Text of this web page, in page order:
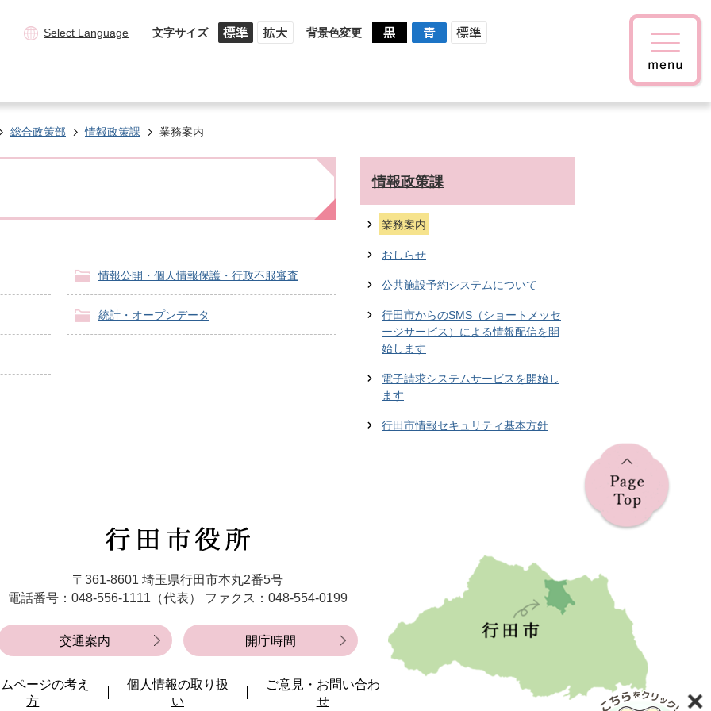
Select Language 文字サイズ 背景色変更
総合政策部 情報政策課 業務案内
情報公開・個人情報保護・行政不服審査
統計・オープンデータ
情報政策課
業務案内
おしらせ
公共施設予約システムについて
行田市からのSMS（ショートメッセ
ージサービス）による情報配信を開
始します
電子請求システムサービスを開始し
ます
行田市情報セキュリティ基本方針
行
田
役
所
〒361-8601 埼玉県行田市本丸2番5号
電話番号：048-556-1111（代表）
ファクス：048-554-0199
交通案内 開庁時間
ページの考え
方
個人情報の取り扱
い
ご意見・お問い合わ
せ